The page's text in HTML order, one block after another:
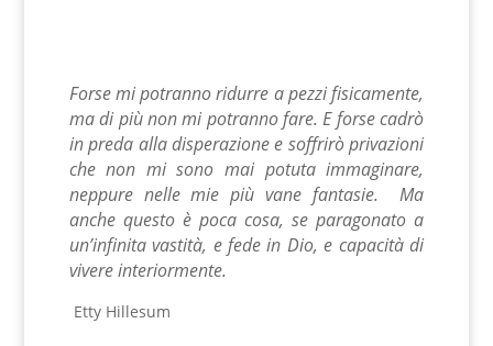
Forse mi potranno ridurre a pezzi fisicamente,
ma di più non mi potranno fare.E forse cadrò
in preda alla disperazione e soffrirò privazioni
che non mi sono mai potuta immaginare,
neppure nelle mie più vane fantasie.
Ma
anche questo è poca cosa, se paragonato a
un’infinita vastità, e fede in Dio, e capacità di
vivere interiormente.
Etty Hillesum